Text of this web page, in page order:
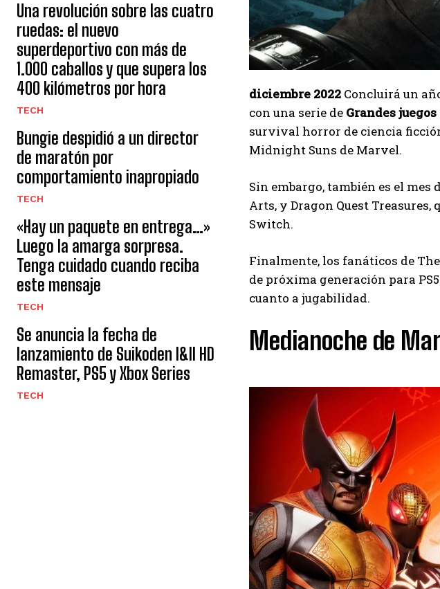
Una revolución sobre las cuatro
ruedas: el nuevo
superdeportivo con más de
1.000 caballos y que supera los
400 kilómetros por hora
TECH
Bungie despidió a un director
de maratón por
comportamiento inapropiado
TECH
«Hay un paquete en entrega…»
Luego la amarga sorpresa.
Tenga cuidado cuando reciba
este mensaje
TECH
Se anuncia la fecha de
lanzamiento de Suikoden I&II HD
Remaster, PS5 y Xbox Series
TECH
diciembre 2022 Concluirá un
con una serie de Grandes
survival horror de ciencia
Midnight Suns de Marvel.
Sin embargo, también es el mes
Arts, y Dragon Quest
Switch.
Finalmente, los fanáticos de
de próxima generación para
cuanto a jugabilidad.
Medianoche de